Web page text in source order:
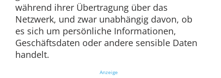
während ihrer Übertragung über das
Netzwerk, und zwar unabhängig davon, ob
es sich um persönliche Informationen,
Geschäftsdaten oder andere sensible Daten
handelt.
Anzeige